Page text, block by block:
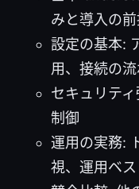
みと導入の前
設定の基本:
用、接続の
セキュリテ
制御
運用の実務:
視、運用ベ